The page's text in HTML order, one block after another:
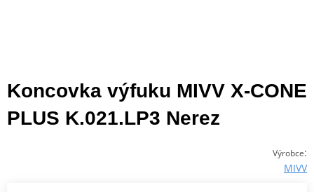
Koncovka výfuku MIVV X-CONE
PLUS K.021.LP3 Nerez
Výrobce:
MIVV